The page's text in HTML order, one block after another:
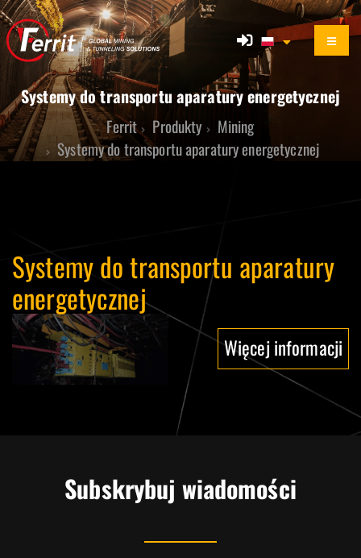
Systemy do transportu aparatury energetycznej
Ferrit Produkty
Mining
Systemy do transportu aparatury energetycznej
Systemy do transportu aparatury
energetycznej
Więcej informacji
Subskrybuj wiadomości